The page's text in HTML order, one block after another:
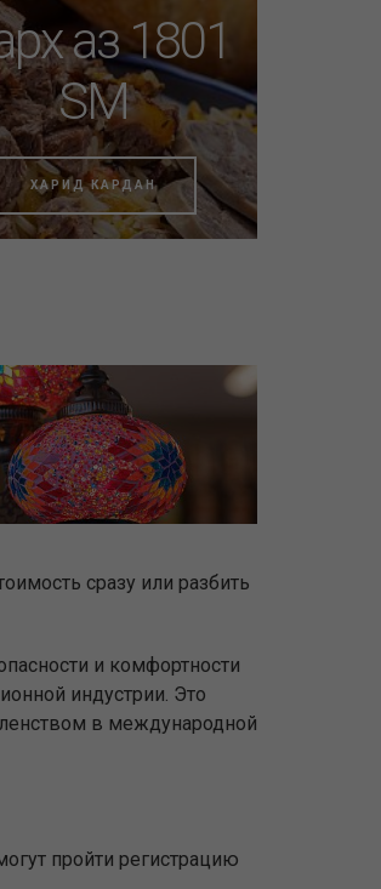
аз 1801
SM
ХАРИД КАРДАН
сразу или разбить
и комфортности
индустрии. Это
в международной
пройти регистрацию